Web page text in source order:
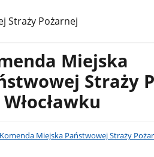
Straży Pożarnej
Miejska
Straży
Komenda Miejska Państwowej Straży